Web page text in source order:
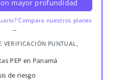
mayor profundidad
Compara nuestros planes
→
VERIFICACIÓN PUNTUAL,
PEP en Panamá
de riesgo